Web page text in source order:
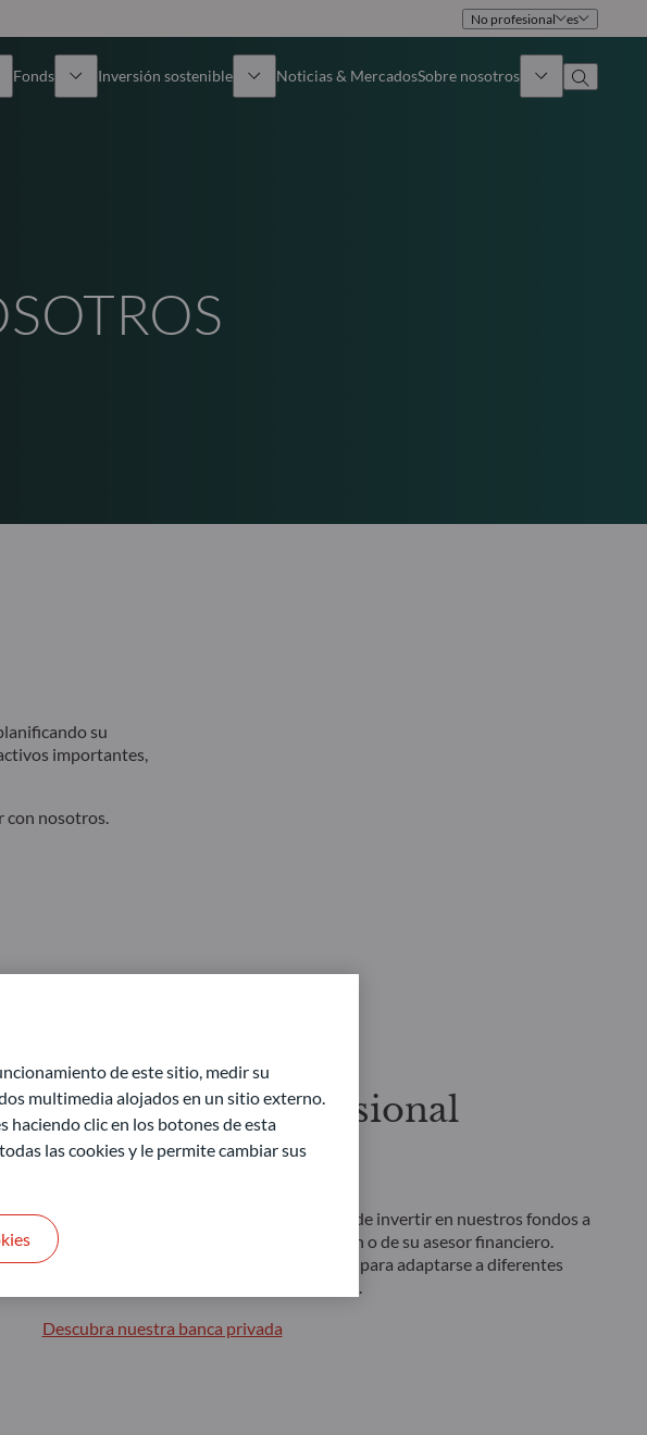
No profesional es
Fonds Inversión sostenible Noticias & MercadosSobre nosotros
su
importantes,
con nosotros.
Inversor no profesional
Si usted es un inversor no profesional, puede invertir en nuestros fondos a
través de diversas plataformas de inversión o de su asesor financiero.
Nuestra gama de soluciones está diseñada para adaptarse a diferentes
Descubra nuestra banca privada
de este sitio, medir su
multimedia alojados en un sitio externo.
haciendo clic en los botones de esta
las cookies y le permite cambiar sus